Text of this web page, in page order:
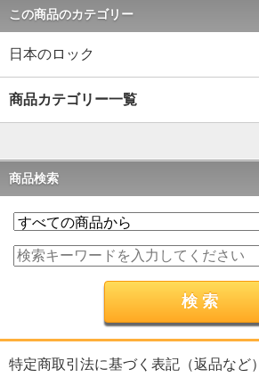
この商品のカテゴリー
日本のロック
商品カテゴリー一覧
商品検索
特定商取引法に基づく表記（返品など）